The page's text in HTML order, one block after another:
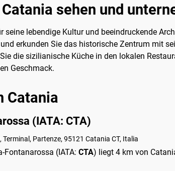
sehen und
seine lebendige Kultur und beeindruckende
erkunden Sie das historische Zentrum mit
die sizilianische Küche in den lokalen
Geschmack.
Catania
(IATA: CTA)
Partenze, 95121 Catania CT, Italia
Fontanarossa (IATA: CTA) liegt 4 km von